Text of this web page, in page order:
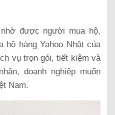
được người mua hộ,
hộ hàng Yahoo Nhật của
vụ trọn gói, tiết kiệm và
doanh nghiệp muốn
Nam.